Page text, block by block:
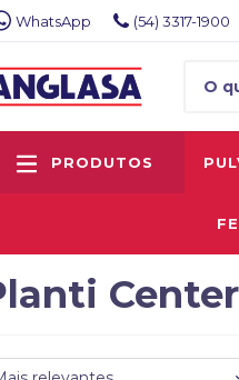
WhatsApp (54) 3317-1900
PRODUTOS
Center